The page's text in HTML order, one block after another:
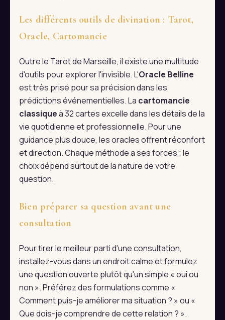
Les différents outils de divination : Tarot,
Oracle, Cartomancie
Outre le Tarot de Marseille, il existe une multitude
d'outils pour explorer l'invisible. L'Oracle Belline
est très prisé pour sa précision dans les
prédictions événementielles. La cartomancie
classiqueà 32 cartes excelle dans les détails de la
vie quotidienne et professionnelle. Pour une
guidance plus douce, les oracles offrent réconfort
et direction. Chaque méthode a ses forces ; le
choix dépend surtout de la nature de votre
question.
Bien préparer sa question avant une
consultation
Pour tirer le meilleur parti d'une consultation,
installez-vous dans un endroit calme et formulez
une question ouverte plutôt qu'un simple « oui ou
non ». Préférez des formulations comme «
Comment puis-je améliorer ma situation ? » ou «
Que dois-je comprendre de cette relation ? ».